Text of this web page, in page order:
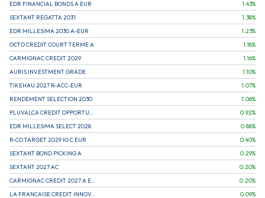
EDR FINANCIAL BONDS A EUR
1.43%
SEXTANT REGATTA 2031
1.38%
EDR MILLESIMA 2030 A-EUR
1.23%
OCTO CREDIT COURT TERME A
1.18%
CARMIGNAC CREDIT 2029
1.16%
AURIS INVESTMENT GRADE
1.10%
TIKEHAU 2027 R-ACC-EUR
1.07%
RENDEMENT SELECTION 2030
1.06%
0.92%
EDR MILLESIMA SELECT 2028
0.88%
R-CO TARGET 2029 IG C EUR
0.40%
SEXTANT BOND PICKING A
0.29%
SEXTANT 2027 AC
0.20%
0.20%
LA FRANCAISE CREDIT INNOVATION
0.09%